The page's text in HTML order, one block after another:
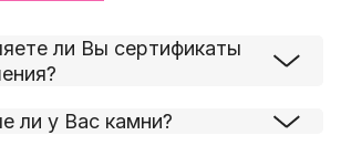
ли Вы сертификаты
ли у Вас камни?